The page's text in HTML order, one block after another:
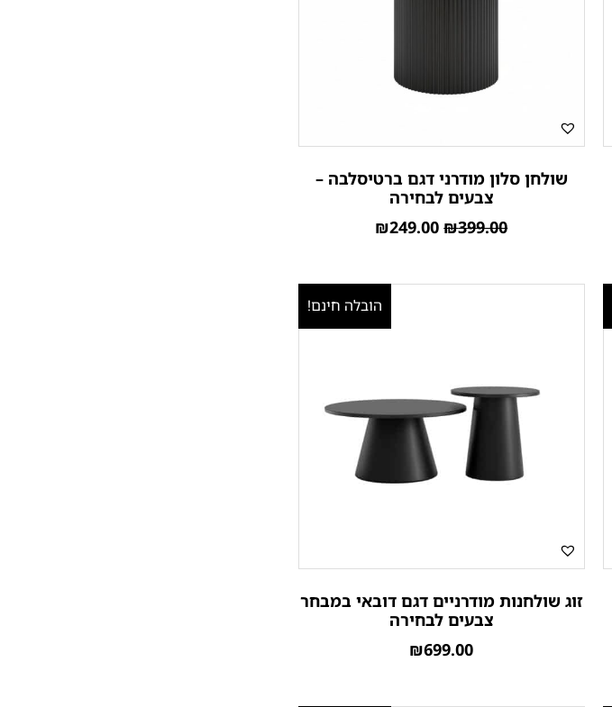
שולחן סלון מודרני דגם ברטיסלבה –
צבעים לבחירה
₪399.00
₪249.00
הובלה חינם!
זוג שולחנות מודרניים דגם דובאי במבחר
צבעים לבחירה
₪699.00